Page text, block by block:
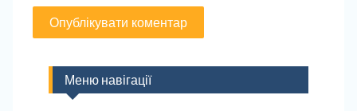
Меню навігації